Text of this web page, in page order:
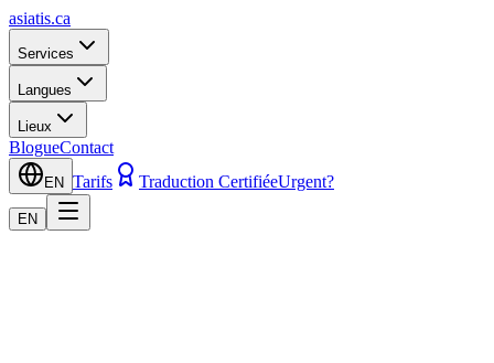
asiatis.ca
Services
Langues
Lieux
BlogueContact
EN Tarifs Traduction CertifiéeUrgent?
EN